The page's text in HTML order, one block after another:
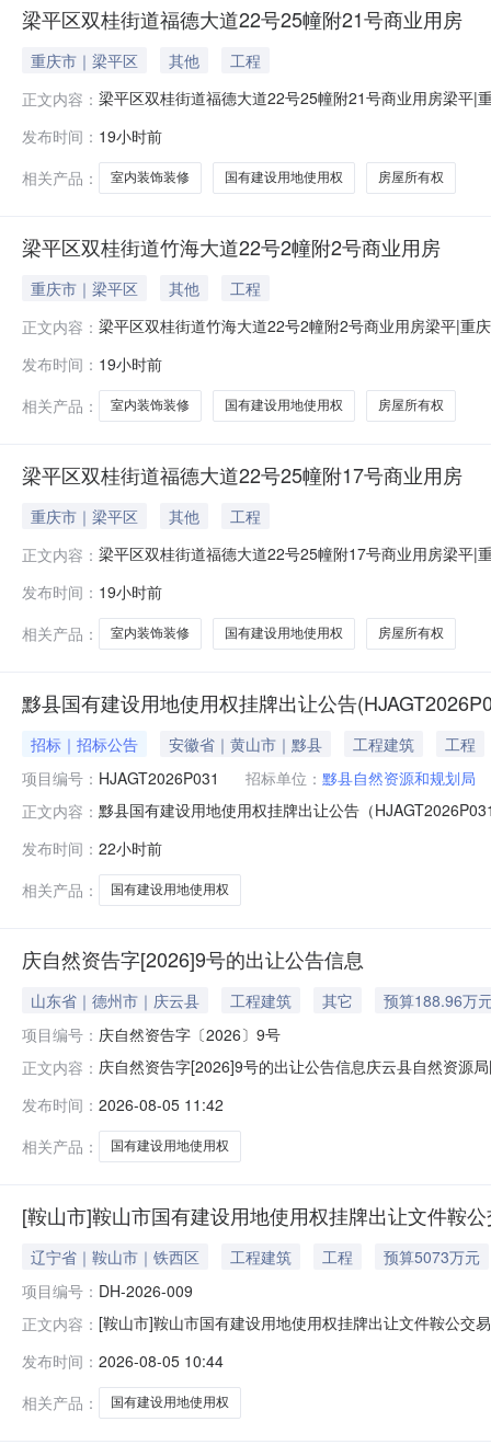
梁平区双桂街道福德大道22号25幢附21号商业用房
重庆市｜梁平区 其他
工程
正文内容： 梁平区双桂街道福德大道22号25幢附21号商业用房梁平|
街道福德大道22号25幢附21号商业用房据评估报告显示
内清
发布时间： 19小时前
相关产品：
室内装饰装修 国有建设用地使用权 房屋所有权
梁平区双桂街道竹海大道22号2幢附2号商业用房
重庆市｜梁平区 其他
工程
正文内容： 梁平区双桂街道竹海大道22号2幢附2号商业用房梁平|重
海大道22号2幢附2号商业用房据评估报告显示：权证号
邻商业附
发布时间： 19小时前
相关产品：
室内装饰装修 国有建设用地使用权 房屋所有权
梁平区双桂街道福德大道22号25幢附17号商业用房
重庆市｜梁平区 其他
工程
正文内容： 梁平区双桂街道福德大道22号25幢附17号商业用房梁平|
街道福德大道22号25幢附17号商业用房据评估报告显示
内清
发布时间： 19小时前
相关产品：
室内装饰装修 国有建设用地使用权 房屋所有权
黟县国有建设用地使用权挂牌出让公告
招标｜招标公告 安徽省｜黄山市｜黟县 工程建筑
工程
项目编号： HJAGT2026P031 招标单位： 黟县自然资源和规划局
正文内容： 黟县国有建设用地使用权挂牌出让公告（
竞买人资格及条件土地竞买人为中华人民共和国境内外
的土地为无底价挂牌出让
发布时间： 22小时前
相关产品：
国有建设用地使用权
庆自然资告字[2026]9号的出让公告信息
山东省｜德州市｜庆云县 工程建筑 其它
预算188.96万
项目编号： 庆自然资告字〔2026〕9号
正文内容： 庆自然资告字[2026]9号的出让公告信息庆云县自然资源
（万元）竞买保证金(万元）容积率建筑密度（%）绿地
发布时间： 2026-08-05 11:42
相关产品：
国有建设用地使用权
[鞍山市]鞍山市国有建设用地使用权挂牌出让文件鞍
辽宁省｜鞍山市｜铁西区 工程建筑 工程
预算5073万元
项目编号： DH-2026-009
正文内容： [鞍山市]鞍山市国有建设用地使用权挂牌出让文件鞍公
发布时间： 2026-08-05 10:44
相关产品：
国有建设用地使用权